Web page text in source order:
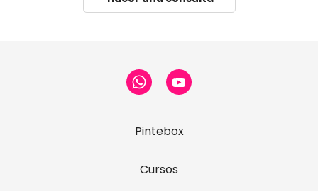
Pintebox
Cursos